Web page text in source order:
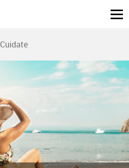
Cuidate